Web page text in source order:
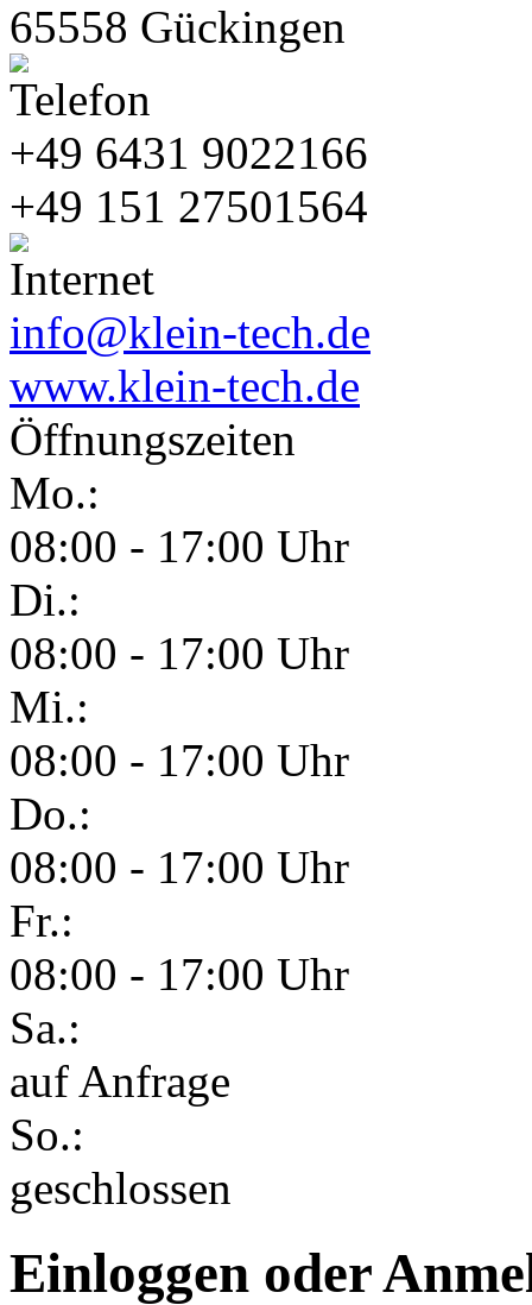
65558 Gückingen
+49 6431 9022166
+49 151 27501564
info@klein-tech.de
www.klein-tech.de
Öffnungszeiten
Mo.:
08:00 - 17:00 Uhr
Di.:
08:00 - 17:00 Uhr
Mi.:
08:00 - 17:00 Uhr
Do.:
08:00 - 17:00 Uhr
Fr.:
08:00 - 17:00 Uhr
Sa.:
auf Anfrage
So.:
geschlossen
Einloggen oder